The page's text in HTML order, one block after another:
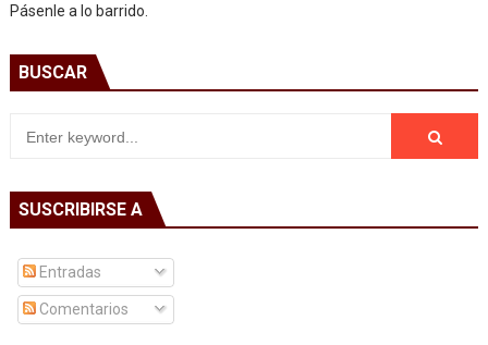
Pásenle a lo barrido.
BUSCAR
SUSCRIBIRSE A
Entradas
Comentarios